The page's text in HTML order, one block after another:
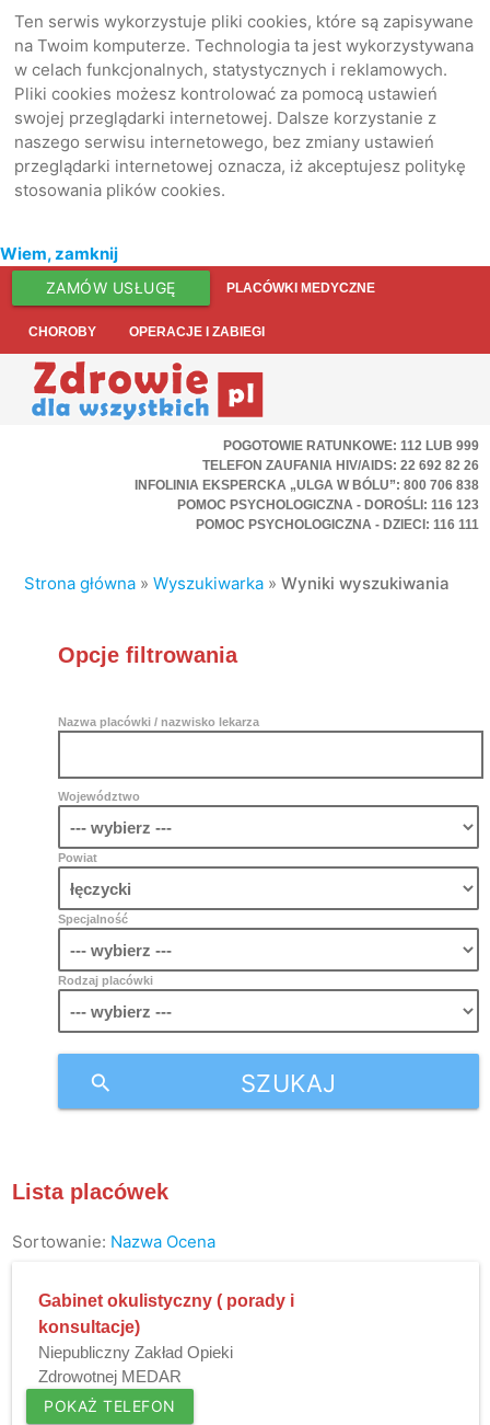
Ten serwis wykorzystuje pliki cookies, które są zapisywane
na Twoim komputerze. Technologia ta jest wykorzystywana
w celach funkcjonalnych, statystycznych i reklamowych.
Pliki cookies możesz kontrolować za pomocą ustawień
swojej przeglądarki internetowej. Dalsze korzystanie z
naszego serwisu internetowego, bez zmiany ustawień
przeglądarki internetowej oznacza, iż akceptujesz politykę
stosowania plików cookies.
Wiem, zamknij
ZAMÓW USŁUGĘ PLACÓWKI MEDYCZNE
CHOROBY OPERACJE I ZABIEGI
POGOTOWIE RATUNKOWE: 112 LUB 999
TELEFON ZAUFANIA HIV/AIDS: 22 692 82 26
INFOLINIA EKSPERCKA „ULGA W BÓLU”: 800 706 838
POMOC PSYCHOLOGICZNA - DOROŚLI: 116 123
POMOC PSYCHOLOGICZNA - DZIECI: 116 111
Strona główna »Wyszukiwarka »Wyniki wyszukiwania
Opcje filtrowania
Nazwa placówki / nazwisko lekarza
Województwo
Powiat
Specjalność
Rodzaj placówki
SZUKAJ
search
Lista placówek
Sortowanie: Nazwa Ocena
Gabinet okulistyczny ( porady i
konsultacje)
Niepubliczny Zakład Opieki
Zdrowotnej MEDAR
POKAŻ TELEFON